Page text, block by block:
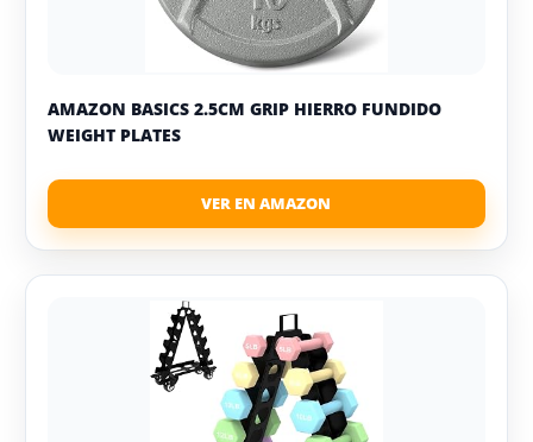
AMAZON BASICS 2.5CM GRIP HIERRO FUNDIDO
WEIGHT PLATES